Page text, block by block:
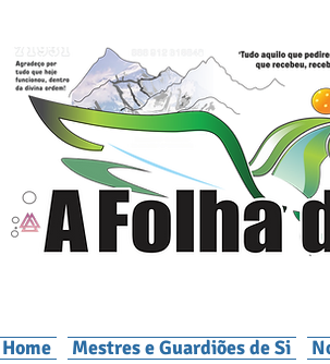
Home Mestres e Guardiões de Si